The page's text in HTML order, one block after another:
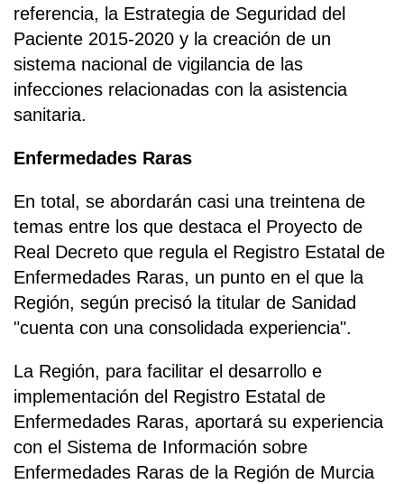
referencia, la Estrategia de Seguridad del
Paciente 2015-2020 y la creación de un
sistema nacional de vigilancia de las
infecciones relacionadas con la asistencia
sanitaria.
Enfermedades Raras
En total, se abordarán casi una treintena de
temas entre los que destaca el Proyecto de
Real Decreto que regula el Registro Estatal de
Enfermedades Raras, un punto en el que la
Región, según precisó la titular de Sanidad
"cuenta con una consolidada experiencia".
La Región, para facilitar el desarrollo e
implementación del Registro Estatal de
Enfermedades Raras, aportará su experiencia
con el Sistema de Información sobre
Enfermedades Raras de la Región de Murcia